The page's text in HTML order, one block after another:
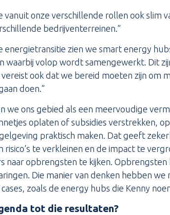
vanuit onze verschillende rollen ook slim
bedrijventerreinen.”
energietransitie zien we smart energy
waarbij volop wordt samengewerkt. Dit
ook dat we bereid moeten zijn om
doen.”
we ons gebied als een meervoudige
oplaten of subsidies verstrekken,
praktisch maken. Dat geeft
te verkleinen en de impact te
naar opbrengsten te kijken.
Die manier van denken hebben
zoals de energy hubs die Kenny
tot die resultaten?